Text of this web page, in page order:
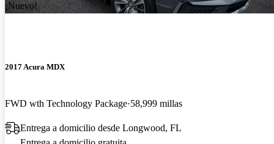
¡Nuevo!
2017 Acura MDX
FWD wth Technology Package 58,999 millas
Entrega a domicilio desde Longwood, FL